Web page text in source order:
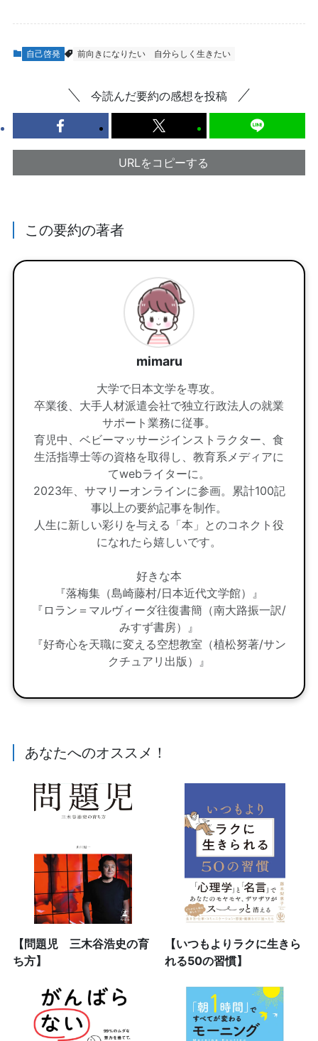
自己啓発 前向きになりたい 自分らしく生きたい
今読んだ要約の感想を投稿
URLをコピーする
この要約の著者
mimaru
大学で日本文学を専攻。
卒業後、大手人材派遣会社で独立行政法人の就業
サポート業務に従事。
育児中、ベビーマッサージインストラクター、食
生活指導士等の資格を取得し、教育系メディアに
てwebライターに。
2023年、サマリーオンラインに参画。累計100記
事以上の要約記事を制作。
人生に新しい彩りを与える「本」とのコネクト役
になれたら嬉しいです。
好きな本
『落梅集（島崎藤村/日本近代文学館）』
『ロラン＝マルヴィーダ往復書簡（南大路振一訳/
みすず書房）』
『好奇心を天職に変える空想教室（植松努著/サン
クチュアリ出版）』
あなたへのオススメ！
【問題児 三木谷浩史の育
ち方】
【いつもよりラクに生きら
れる50の習慣】